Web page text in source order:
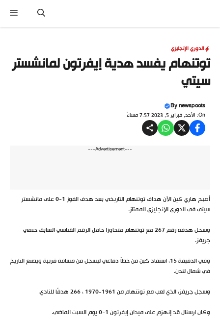
المحتوى
الدوري الإنجليزي
توتنهام يفسد هدية إيفرتون لمانشستر
سيتي
Bynewspoots
On: الأحد, فبراير 5, 2023 7:57 مساءً
---Advertisement---
أصبح هاري كين الآن هداف توتنهام التاريخي بعد هدف الفوز 1-0 على مانشستر
سيتي في الدوري الإنجليزي الممتاز.
وسجل هدفه رقم 267 مع توتنهام متجاوزا حامل الرقم القياسي السابق جيمي
جريفز.
وفي الدقيقة 15، استفاد كين من خطأ دفاعي ليسجل من مسافة قريبة ويصنع التاريخ
في شمال لندن.
وسجل جريفز، الذي لعب مع توتنهام من 1961-1970 ، 266 هدفًا للنادي.
وكان ارسنال قد إنهزم على ميدان إيفرتون 1-0 يوم السبت الماضي.